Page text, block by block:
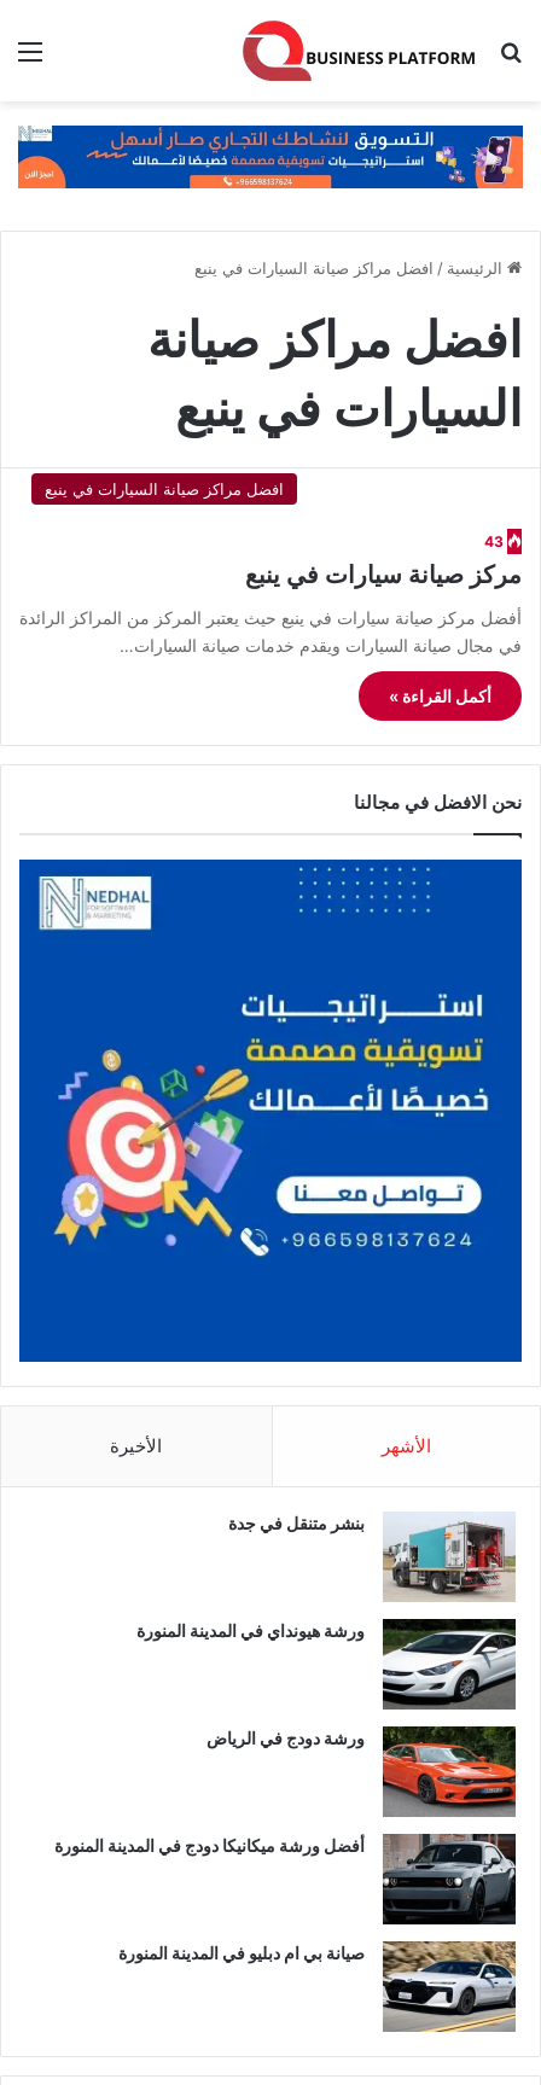
بحث عن
الرئيسية / افضل مراكز صيانة السيارات في ينبع
افضل مراكز صيانة
السيارات في ينبع
افضل مراكز صيانة السيارات في ينبع
43
مركز صيانة سيارات في ينبع
أفضل مركز صيانة سيارات في ينبع حيث يعتبر المركز من المراكز الرائدة
في مجال صيانة السيارات ويقدم خدمات صيانة السيارات…
أكمل القراءة »
نحن الافضل في مجالنا
الأشهر الأخيرة
بنشر متنقل في جدة
ورشة هيونداي في المدينة المنورة
ورشة دودج في الرياض
أفضل ورشة ميكانيكا دودج في المدينة المنورة
صيانة بي ام دبليو في المدينة المنورة